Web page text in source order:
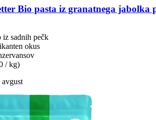
Bio pasta iz granatnega jabolka
iz sadnih pečk
okus
/ kg)
avgust